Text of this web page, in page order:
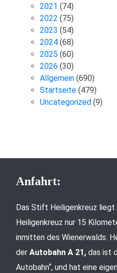
2021 (74)
2022 (75)
2023 (54)
2024 (68)
2025 (60)
2026 (30)
Allgemein (690)
Startseite (479)
Uncategorized (9)
Anfahrt:
Das Stift Heiligenkreuz liegt
Heiligenkreuz nur 15
inmitten des Wienerwalds.
der Autobahn A 21, das ist
Autobahn“, und hat eine